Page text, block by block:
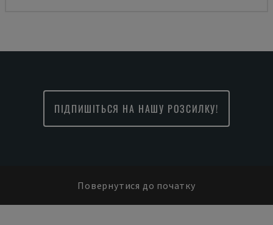
ПІДПИШІТЬСЯ НА НАШУ РОЗСИЛКУ!
Повернутися до початку